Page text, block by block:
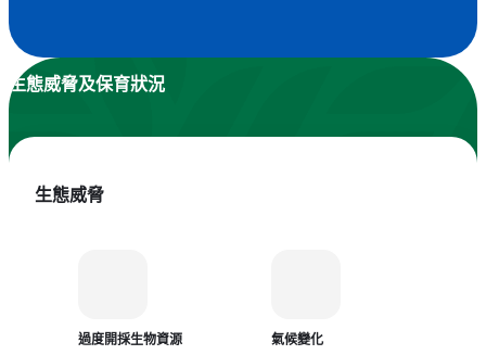
生態威脅及保育狀況
生態威脅
過度開採生物資源 氣候變化